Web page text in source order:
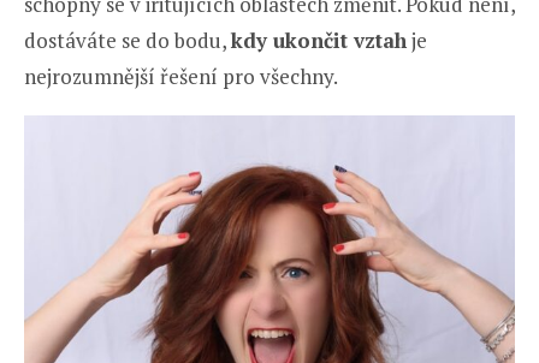
dostáváte se do bodu,kdy ukončit vztahje
nejrozumnější řešení pro všechny.